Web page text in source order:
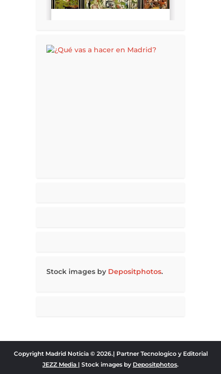
Stock images by Depositphotos.
Copyright Madrid Noticia © 2026.| Partner Tecnologico y Editorial
JEZZ Media | Stock images by Depositphotos.